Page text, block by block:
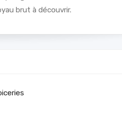
brut à découvrir.